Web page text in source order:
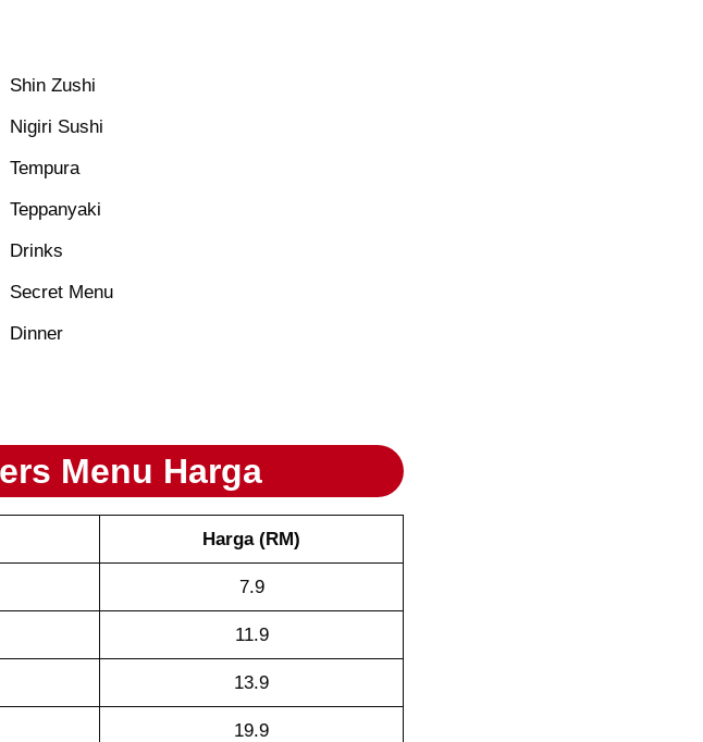
Shin Zushi
Nigiri Sushi
Tempura
Teppanyaki
Drinks
Secret Menu
Dinner
Menu Harga
Harga (RM)
7.9
11.9
13.9
19.9